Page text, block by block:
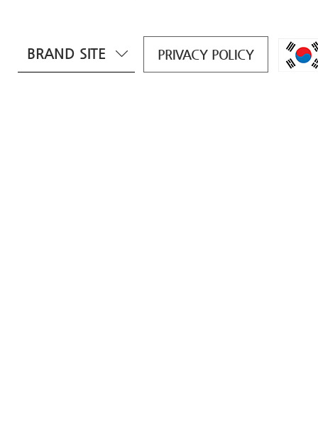
BRAND SITE PRIVACY POLICY